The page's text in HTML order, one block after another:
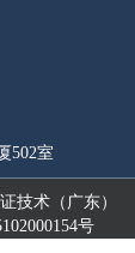
502室
技术（广东）
号